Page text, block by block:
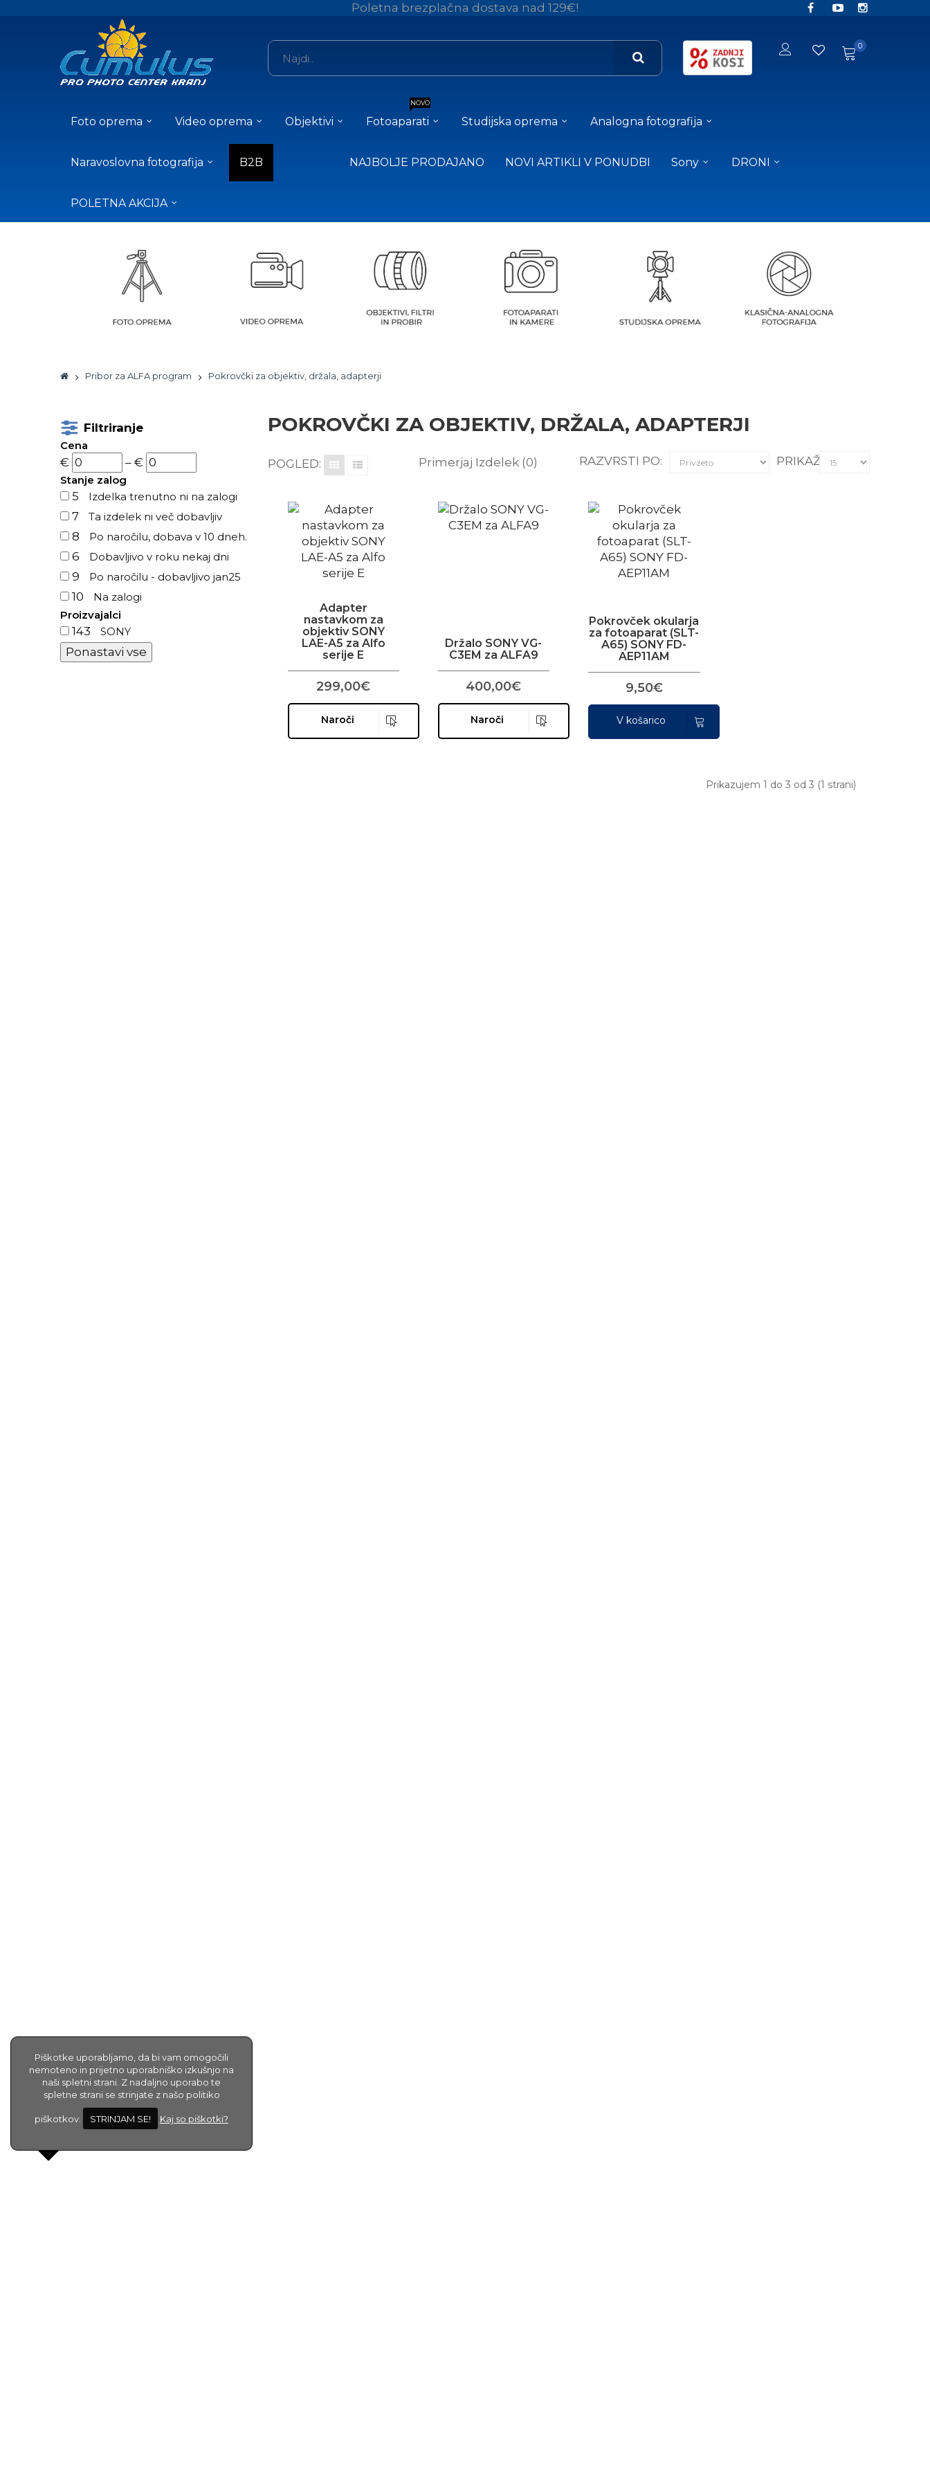
Piškotke uporabljamo, da bi vam omogočili
nemoteno in prijetno uporabniško izkušnjo na
naši spletni strani. Z nadaljno uporabo te
spletne strani se strinjate z našo politiko
piškotkov. STRINJAM SE! Kaj so piškotki?
Poletna brezplačna dostava nad 129€!
0
Foto oprema Video oprema Objektivi
NOVO
Fotoaparati Studijska oprema Analogna fotografija
Naravoslovna fotografija B2B NAJBOLJE PRODAJANO NOVI ARTIKLI V PONUDBI Sony DRONI
POLETNA AKCIJA
Pribor za ALFA program Pokrovčki za objektiv, držala, adapterji
Filtriranje
Cena
€ – €
Stanje zalog
5 Izdelka trenutno ni na zalogi
7 Ta izdelek ni več dobavljiv
8 Po naročilu, dobava v 10 dneh.
6 Dobavljivo v roku nekaj dni
9 Po naročilu - dobavljivo jan25
10
Na zalogi
Proizvajalci
143 SONY
POKROVČKI ZA OBJEKTIV, DRŽALA, ADAPTERJI
POGLED: Primerjaj Izdelek (0) RAZVRSTI PO: PRIKAŽI:
Adapter
nastavkom za
objektiv SONY
LAE-A5 za Alfo
serije E
299,00€
Naroči
Držalo SONY VG-
C3EM za ALFA9
400,00€
Naroči
Pokrovček okularja
za fotoaparat (SLT-
A65) SONY FD-
AEP11AM
9,50€
V košarico
Prikazujem 1 do 3 od 3 (1 strani)